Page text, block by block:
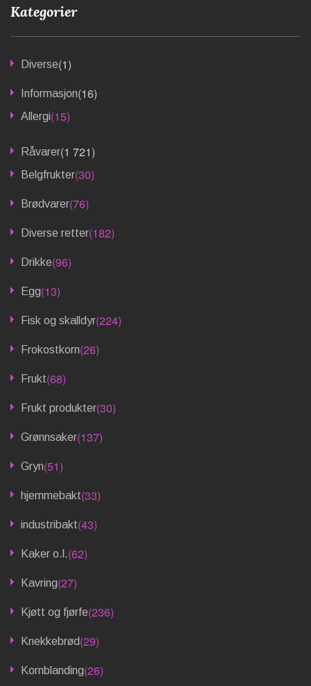
Kategorier
Diverse(1)
Informasjon(16)
Allergi(15)
Råvarer(1 721)
Belgfrukter(30)
Brødvarer(76)
Diverse retter(182)
Drikke(96)
Egg(13)
Fisk og skalldyr(224)
Frokostkorn(26)
Frukt(68)
Frukt produkter(30)
Grønnsaker(137)
Gryn(51)
hjemmebakt(33)
industribakt(43)
Kaker o.l.(62)
Kavring(27)
Kjøtt og fjørfe(236)
Knekkebrød(29)
Kornblanding(26)